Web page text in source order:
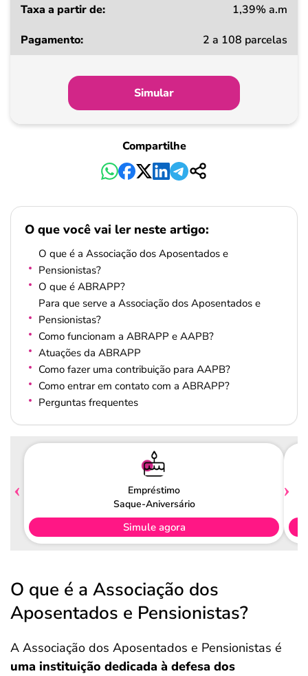
a
Pagamento
1,39% a.m
2 a 108 parcelas
Simular
Compartilhe
O que você vai ler neste artigo:
O que é a Associação dos Aposentados e
Pensionistas?
O que é ABRAPP?
Para que serve a Associação dos Aposentados e
Pensionistas?
Como funcionam a ABRAPP e AAPB?
Atuações da ABRAPP
Como fazer uma contribuição para AAPB?
Como entrar em contato com a ABRAPP?
Perguntas frequentes
Empréstimo
Saque-Aniversário
Simule agora
O que é a Associação dos
Aposentados e Pensionistas?
A Associação dos Aposentados e Pensionistas é
uma instituição dedicada à defesa dos